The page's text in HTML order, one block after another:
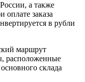
а также
оплате заказа
в рубли
маршрут
расположенные
склада